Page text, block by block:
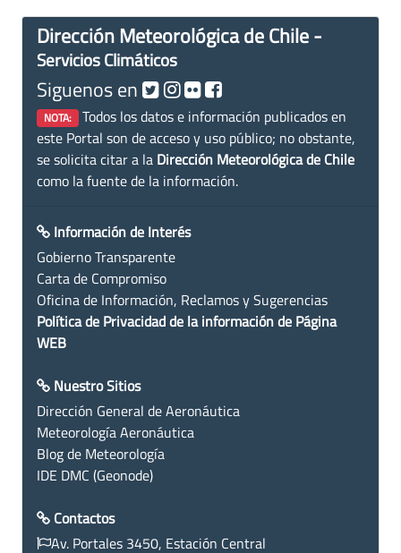
Dirección Meteorológica de Chile -
Servicios Climáticos
Siguenos en
NOTA: Todos los datos e información publicados en
este Portal son de acceso y uso público; no obstante,
se solicita citar a la Dirección Meteorológica de Chile
como la fuente de la información.
Información de Interés
Gobierno Transparente
Carta de Compromiso
Oficina de Información, Reclamos y Sugerencias
Política de Privacidad de la información de Página
WEB
Nuestro Sitios
Dirección General de Aeronáutica
Meteorología Aeronáutica
Blog de Meteorología
IDE DMC (Geonode)
Contactos
Av. Portales 3450, Estación Central